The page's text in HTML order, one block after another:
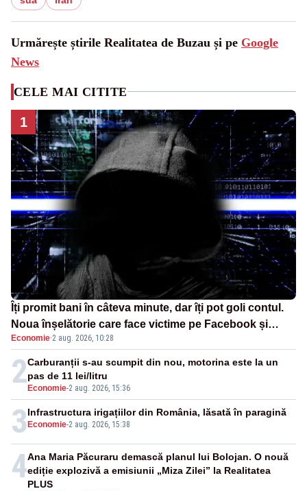
Urmărește știrile Realitatea de Buzau și pe Google
News
CELE MAI CITITE
1
Îți promit bani în câteva minute, dar îți pot goli contul.
Noua înșelătorie care face victime pe Facebook și
WhatsApp
Economie·2 aug. 2026, 10:28
2 Economie-2 aug. 2026, 15:36
Carburanții s-au scumpit din nou, motorina este la un
pas de 11 lei/litru
3 Economie-2 aug. 2026, 15:38
Infrastructura irigațiilor din România, lăsată în paragină
4Ana Maria Păcuraru demască planul lui Bolojan. O nouă
ediție explozivă a emisiunii „Miza Zilei” la Realitatea
PLUS